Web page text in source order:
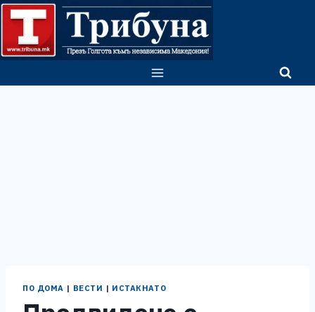
Skip
content
ПО ДОМА | ВЕСТИ | ИСТАКНАТО